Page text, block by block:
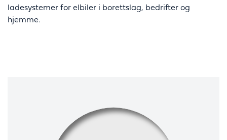
ladesystemer for elbiler i borettslag, bedrifter og
hjemme.